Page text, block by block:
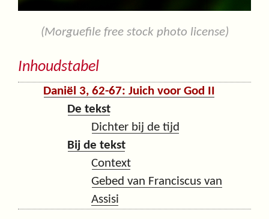
(Morguefile free stock photo license)
Inhoudstabel
Daniël 3, 62-67: Juich voor God II
De tekst
Dichter bij de tijd
Bij de tekst
Context
Gebed van Franciscus van
Assisi